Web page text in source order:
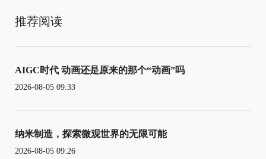
推荐阅读
AIGC时代 动画还是原来的那个“动画”吗
2026-08-05 09:33
纳米制造，探索微观世界的无限可能
2026-08-05 09:26